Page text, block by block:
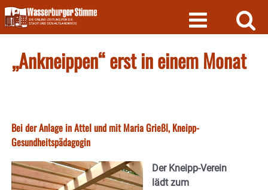
Skip
to
content
„Ankneippen“ erst in einem Monat
Bei der Anlage in Attel und mit Maria Grießl, Kneipp-
Gesundheitspädagogin
Der Kneipp-Verein
lädt zum